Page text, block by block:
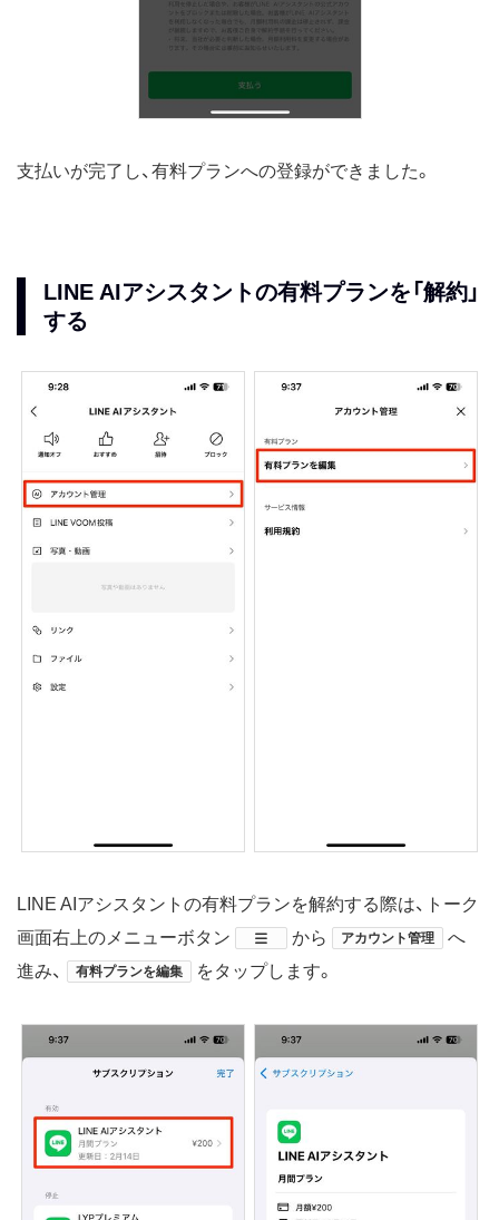
支払いが完了し、有料プランへの登録ができました。
LINE AIアシスタントの有料プランを「解約」
する
LINE AIアシスタントの有料プランを解約する際は、トーク
画面右上のメニューボタン
​から アカウント管理
へ
進み、
有料プランを編集 をタップします。